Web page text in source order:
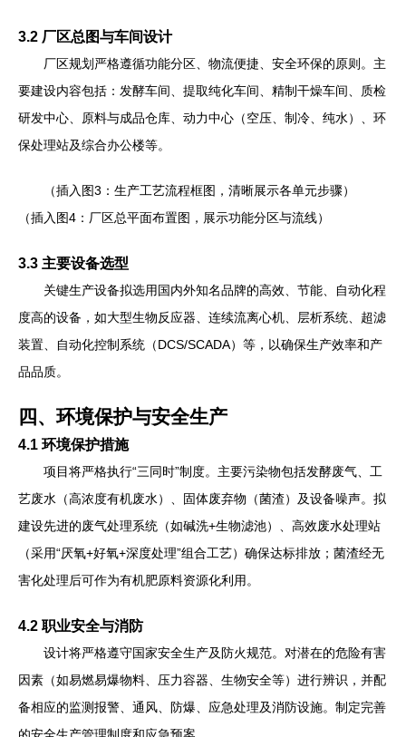
3.2 厂区总图与车间设计
厂区规划严格遵循功能分区、物流便捷、安全环保的原则。主
要建设内容包括：发酵车间、提取纯化车间、精制干燥车间、质检
研发中心、原料与成品仓库、动力中心（空压、制冷、纯水）、环
保处理站及综合办公楼等。
（插入图3：生产工艺流程框图，清晰展示各单元步骤）
（插入图4：厂区总平面布置图，展示功能分区与流线）
3.3 主要设备选型
关键生产设备拟选用国内外知名品牌的高效、节能、自动化程
度高的设备，如大型生物反应器、连续流离心机、层析系统、超滤
装置、自动化控制系统（DCS/SCADA）等，以确保生产效率和产
品品质。
四、环境保护与安全生产
4.1 环境保护措施
项目将严格执行“三同时”制度。主要污染物包括发酵废气、工
艺废水（高浓度有机废水）、固体废弃物（菌渣）及设备噪声。拟
建设先进的废气处理系统（如碱洗+生物滤池）、高效废水处理站
（采用“厌氧+好氧+深度处理”组合工艺）确保达标排放；菌渣经无
害化处理后可作为有机肥原料资源化利用。
4.2 职业安全与消防
设计将严格遵守国家安全生产及防火规范。对潜在的危险有害
因素（如易燃易爆物料、压力容器、生物安全等）进行辨识，并配
备相应的监测报警、通风、防爆、应急处理及消防设施。制定完善